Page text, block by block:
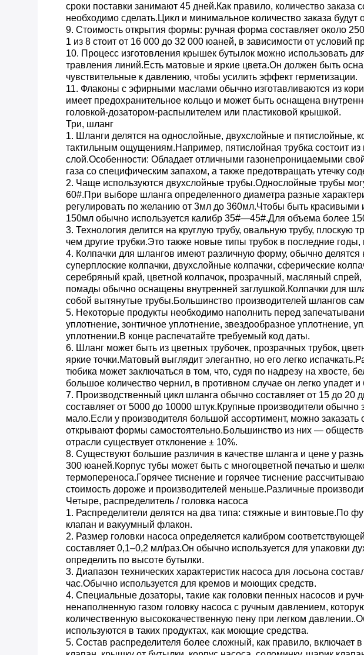
сроки поставки занимают 45 дней.Как правило, количество
необходимо сделать.Цикл и минимальное количество заказа
9. Стоимость открытия формы: ручная форма составляет около
1 из 8 стоит от 16 000 до 32 000 юаней, в зависимости от условий
10. Процесс изготовления крышек бутылок можно использовать
травления линий.Есть матовые и яркие цвета.Он должен быть
чувствительные к давлению, чтобы усилить эффект герметизации.
11. Флаконы с эфирными маслами обычно изготавливаются из
имеет предохранительное кольцо и может быть оснащена
головкой-дозатором-распылителем или пластиковой крышкой.
Три, шланг
1. Шланги делятся на однослойные, двухслойные и пятислойные,
тактильным ощущениям.Например, пятислойная трубка состоит
слой.Особенности: Обладает отличными газонепроницаемыми
газа со специфическим запахом, а также предотвращать утечку
2. Чаще используются двухслойные трубы.Однослойные трубы
60#.При выборе шланга определенного диаметра разные
регулировать по желанию от 3мл до 360мл.Чтобы быть
150мл обычно используется калибр 35#—45#.Для объема более
3. Технология делится на круглую трубу, овальную трубу, плоскую
чем другие трубки.Это также новые типы трубок в последние
4. Колпачки для шлангов имеют различную форму, обычно делятся
суперплоские колпачки, двухслойные колпачки, сферические
серебряный край, цветной колпачок, прозрачный, масляный спрей,
помады обычно оснащены внутренней заглушкой.Колпачки для
собой вытянутые трубы.Большинство производителей шлангов
5. Некоторые продукты необходимо наполнить перед
уплотнение, зонтичное уплотнение, звездообразное уплотнение,
уплотнении.В конце распечатайте требуемый код даты.
6. Шланг может быть из цветных трубочек, прозрачных трубок,
яркие точки.Матовый выглядит элегантно, но его легко
тюбика может заключаться в том, что, судя по надрезу на хвосте,
большое количество чернил, в противном случае он легко упадет
7. Производственный цикл шланга обычно составляет от 15 до 20
составляет от 5000 до 10000 штук.Крупные производители
мало.Если у производителя большой ассортимент, можно
открывают формы самостоятельно.Большинство из них —
отрасли существует отклонение ± 10%.
8. Существуют большие различия в качестве шланга и цене у
300 юаней.Корпус тубы может быть с многоцветной печатью и
термопереноса.Горячее тиснение и горячее тиснение
стоимость дороже и производителей меньше.Различные
Четыре, распределитель / головка насоса
1. Распределители делятся на два типа: стяжные и винтовые.По
клапан и вакуумный флакон.
2. Размер головки насоса определяется калибром
составляет 0,1–0,2 мл/раз.Он обычно используется для упаковки
определить по высоте бутылки.
3. Диапазон технических характеристик насоса для лосьона
час.Обычно используется для кремов и моющих средств.
4. Специальные дозаторы, такие как головки пенных насосов и
ненаполненную газом головку насоса с ручным давлением,
количественную высококачественную пену при легком
используются в таких продуктах, как моющие средства.
5. Состав распределителя более сложный, как правило, включает